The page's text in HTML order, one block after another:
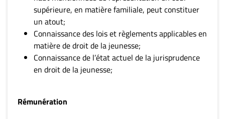
supérieure, en matière familiale, peut constituer
un atout;
Connaissance des lois et règlements applicables en
matière de droit de la jeunesse;
Connaissance de l’état actuel de la jurisprudence
en droit de la jeunesse;
Rémunération